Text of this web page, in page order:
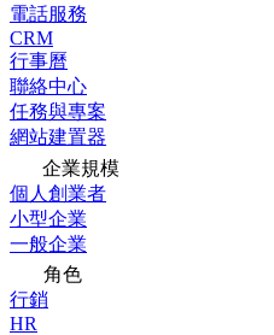
電話服務
CRM
行事曆
聯絡中心
任務與專案
網站建置器
企業規模
個人創業者
小型企業
一般企業
角色
行銷
HR